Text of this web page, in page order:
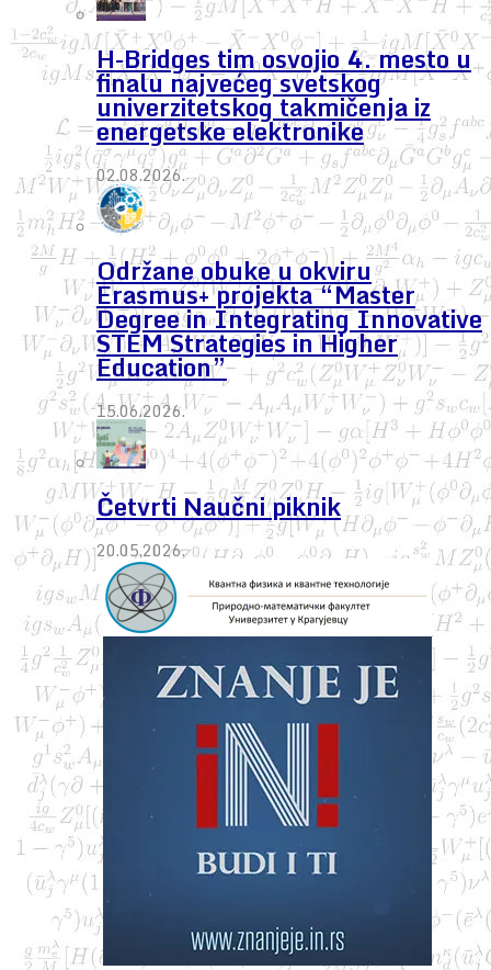
H-Bridges tim osvojio 4. mesto u
finalu najvećeg svetskog
univerzitetskog takmičenja iz
energetske elektronike
02.08.2026.
Održane obuke u okviru
Erasmus+ projekta “Master
Degree in Integrating Innovative
STEM Strategies in Higher
Education”
15.06.2026.
Četvrti Naučni piknik
20.05.2026.